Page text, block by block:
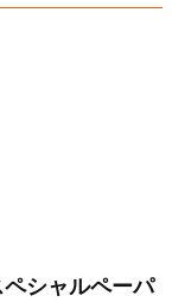
ペシャルペーパ